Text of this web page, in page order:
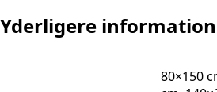
Yderligere information
80×150